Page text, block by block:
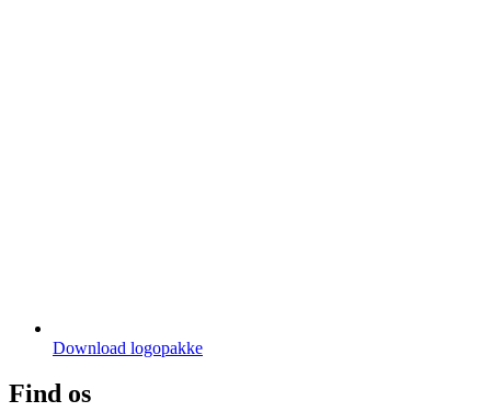
Download logopakke
Find os